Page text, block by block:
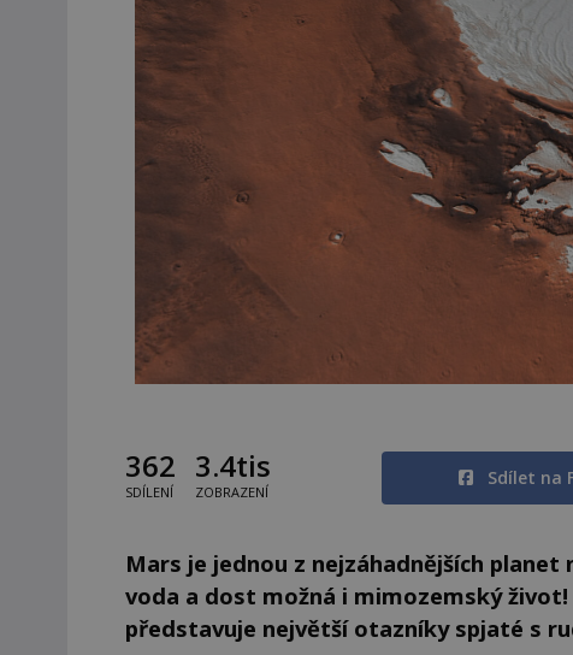
362
SDÍLENÍ
3.4tis
ZOBRAZENÍ
Sdílet na
Mars je jednou z nejzáhadnějších planet
voda a dost možná i mimozemský
představuje největší otazníky spjaté s